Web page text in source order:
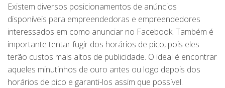
Existem diversos posicionamentos de anúncios
disponíveis para empreendedoras e empreendedores
interessados em como anunciar no Facebook. Também é
importante tentar fugir dos horários de pico, pois eles
terão custos mais altos de publicidade. O ideal é encontrar
aqueles minutinhos de ouro antes ou logo depois dos
horários de pico e garanti-los assim que possível.